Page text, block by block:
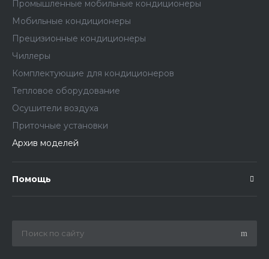
Промышленные мобильные кондиционеры
Мобильные кондиционеры
Прецизионные кондиционеры
Чиллеры
Комплектующие для кондиционеров
Тепловое оборудование
Осушители воздуха
Приточные установки
Архив моделей
Помощь